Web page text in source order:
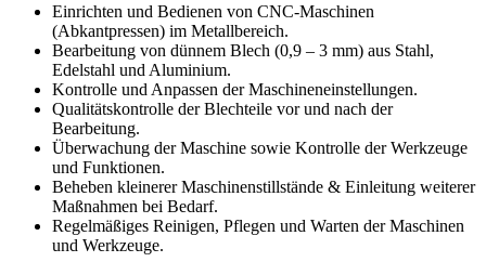
Einrichten und Bedienen von CNC-Maschinen
(Abkantpressen) im Metallbereich.
Bearbeitung von dünnem Blech (0,9 – 3 mm) aus Stahl,
Edelstahl und Aluminium.
Kontrolle und Anpassen der Maschineneinstellungen.
Qualitätskontrolle der Blechteile vor und nach der
Bearbeitung.
Überwachung der Maschine sowie Kontrolle der Werkzeuge
und Funktionen.
Beheben kleinerer Maschinenstillstände & Einleitung weiterer
Maßnahmen bei Bedarf.
Regelmäßiges Reinigen, Pflegen und Warten der Maschinen
und Werkzeuge.